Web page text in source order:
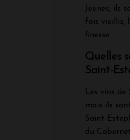
Jeunes, ils
fois vieillis,
finesse.
Quelles
Saint-
Les vins
mais ils
Saint-
du